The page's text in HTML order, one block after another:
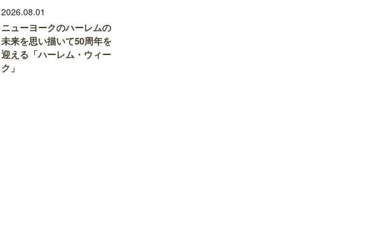
2026.08.01
ニューヨークのハーレムの
未来を思い描いて50周年を
迎える「ハーレム・ウィー
ク」